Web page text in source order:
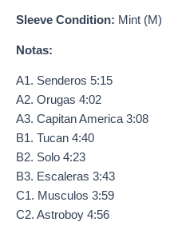
Sleeve Condition: Mint (M)
Notas:
A1. Senderos 5:15
A2. Orugas 4:02
A3. Capitan America 3:08
B1. Tucan 4:40
B2. Solo 4:23
B3. Escaleras 3:43
C1. Musculos 3:59
C2. Astroboy 4:56